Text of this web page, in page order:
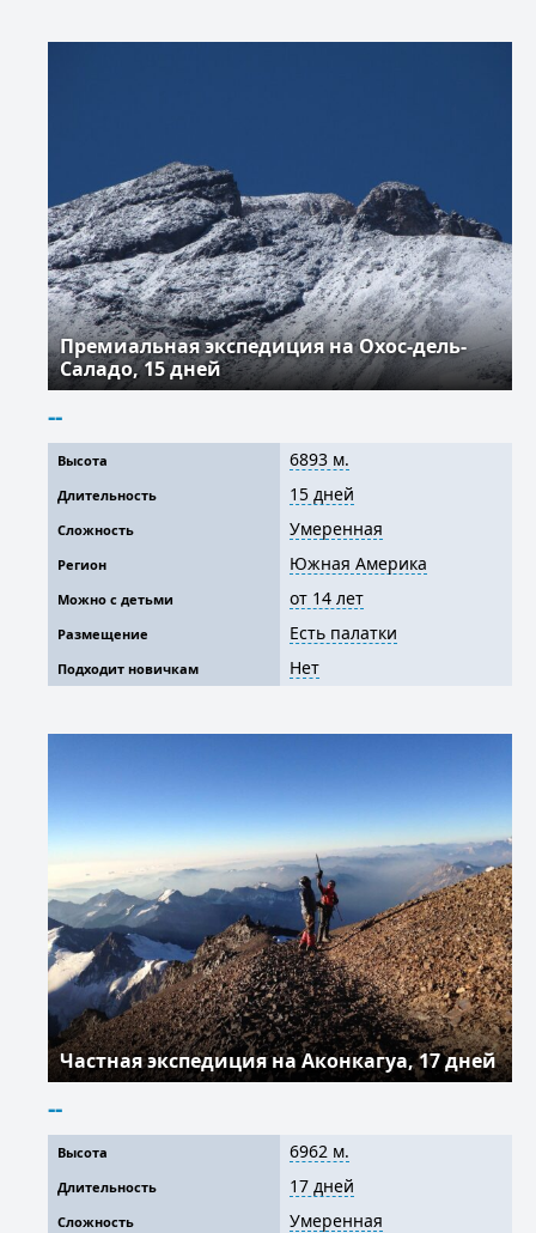
Премиальная экспедиция на Охос-дель-
Саладо, 15 дней
--
Высота 6893 м.
Длительность 15 дней
Сложность Умеренная
Регион Южная Америка
Можно с детьми от 14 лет
Размещение Есть палатки
Подходит новичкам Нет
Частная экспедиция на Аконкагуа, 17 дней
--
Высота 6962 м.
Длительность 17 дней
Сложность Умеренная